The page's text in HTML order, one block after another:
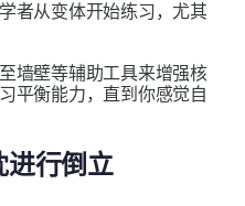
者从变体开始练习，尤其
墙壁等辅助工具来增强核
平衡能力，直到你感觉自
进行倒立